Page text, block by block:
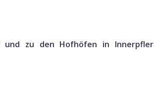
zu den Hofhöfen in